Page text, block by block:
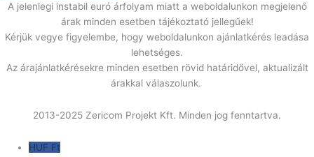
A jelenlegi instabil euró árfolyam miatt a weboldalunkon megjelenő
árak minden esetben tájékoztató jellegűek!
Kérjük vegye figyelembe, hogy weboldalunkon ajánlatkérés leadása
lehetséges.
Az árajánlatkérésekre minden esetben rövid határidővel, aktualizált
árakkal válaszolunk.
2013-2025 Zericom Projekt Kft. Minden jog fenntartva.
HUF Ft